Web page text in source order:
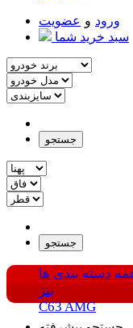
ورود و عضویت
سبد خرید شما
جستجو
جستجو
دسته بندی ها
بنز
C63 AMG